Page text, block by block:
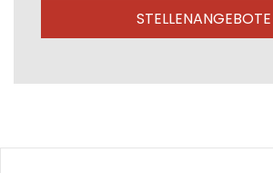
STELLENANGEBOTE